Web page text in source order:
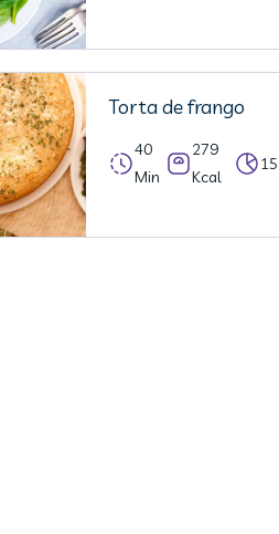
Torta de frango
40
Min
279
Kcal
15